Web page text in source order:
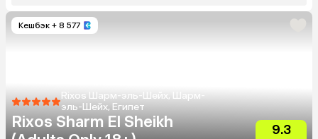
Кешбэк + 8 577
Rixos Шарм-эль-Шейх, Шарм-
эль-Шейх, Египет
Rixos Sharm El Sheikh
9.3